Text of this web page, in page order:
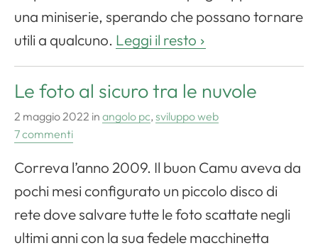
una miniserie, sperando che possano tornare
utili a qualcuno. Leggi il resto
Le foto al sicuro tra le nuvole
2 maggio 2022 in angolo pc, sviluppo web
7 commenti
Correva l’anno 2009. Il buon Camu aveva da
pochi mesi configurato un piccolo disco di
rete dove salvare tutte le foto scattate negli
ultimi anni con la sua fedele macchinettaApri il menu di navigazione